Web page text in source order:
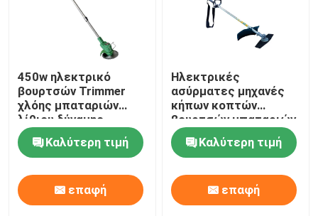
450w ηλεκτρικό
βουρτσών Trimmer
χλόης μπαταριών
λίθιου δύναμης
κοπτών ασύρματο
Καλύτερη τιμή
επαφή
Ηλεκτρικές
ασύρματες μηχανές
κήπων κοπτών
βουρτσών μπαταριών
κοπτών βουρτσών
λίθιου CEΚαλύτερη τιμή
επαφή